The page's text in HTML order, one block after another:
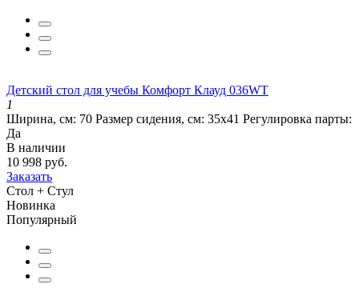
Детский стол для учебы Комфорт Клауд 036WT
1
Ширина, см: 70 Размер сидения, см: 35х41 Регулировка парты:
Да
В наличии
10 998 руб.
Заказать
Стол + Стул
Новинка
Популярный